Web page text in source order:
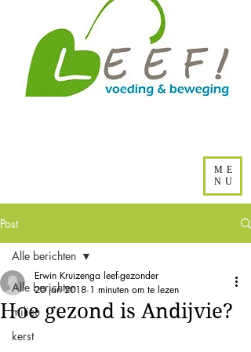
ME
NU
Post
Alle berichten
milieu
kerst
Alle berichten
Hoe gezond is Andijvie?
Erwin Kruizenga leef-gezonder
20 jan 2018 1 minuten om te lezen